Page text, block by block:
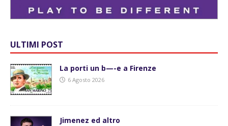
ULTIMI POST
La porti un b—-e a Firenze
6 Agosto 2026
Jimenez ed altro